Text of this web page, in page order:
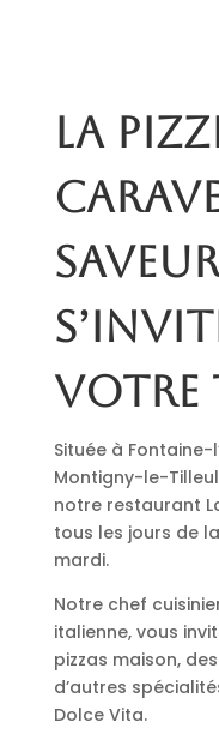
La
votre
Située à Fontaine-
Montigny-le-
notre restaurant
tous les jours de
mardi.
Notre chef
italienne, vous
pizzas maison,
d’autres
Dolce Vita.